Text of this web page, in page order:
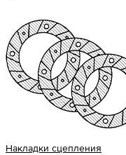
Накладки сцепления